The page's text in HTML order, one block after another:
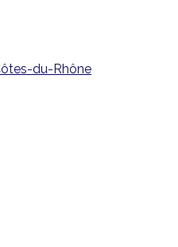
du-Rhône